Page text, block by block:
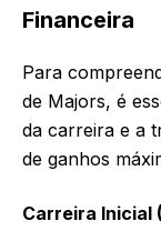
Financeira
Para
de Majors, é
da carreira e a
de ganhos
Carreira Inicial